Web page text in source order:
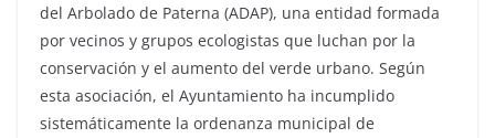
del Arbolado de Paterna (ADAP), una entidad formada
por vecinos y grupos ecologistas que luchan por la
conservación y el aumento del verde urbano. Según
esta asociación, el Ayuntamiento ha incumplido
sistemáticamente la ordenanza municipal de